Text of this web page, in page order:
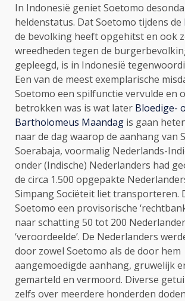
In Indonesië geniet Soetomo
heldenstatus. Dat Soetomo tijdens de
de bevolking heeft opgehitst en ook
wreedheden tegen de
gepleegd, is in Indonesië
Een van de meest exemplarische
Soetomo een spilfunctie vervulde en
betrokken was is wat later Bloedige-
Bartholomeus Maandag is gaan
naar de dag waarop de aanhang van
Soerabaja, voormalig Nederlands-
onder (Indische) Nederlanders had
de circa 1.500 opgepakte
Simpang Sociëteit liet transporteren.
Soetomo een provisorische
naar schatting 50 tot 200
‘veroordeelde’. De Nederlanders
door zowel Soetomo als de door hem
aangemoedigde aanhang, gruwelijk
gemarteld en vermoord. Diverse
zelfs over meerdere honderden